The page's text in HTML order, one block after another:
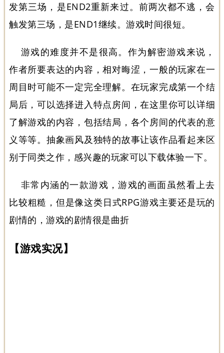
发第三场，是END2重新来过。前两次都不逃，会
触发第三场，是END1继续。游戏时间很短。
游戏的难度并不是很高。作为解密游戏来说，
作者所要表达的内容，相对晦涩，一般的玩家在一
周目时可能不一定完全理解。在玩家完成第一个结
局后，可以选择进入特点房间，在这里你可以详细
了解游戏的内容，包括结局，各个房间的代表的意
义等等。抽象画风及独特的故事让该作品看起来区
别于同类之作，感兴趣的玩家可以下载体验一下。
非常内涵的一款游戏，游戏的画面虽然看上去
比较粗糙，但是像这类日式RPG游戏主要还是玩的
剧情的，游戏的剧情很是曲折
【游戏实况】